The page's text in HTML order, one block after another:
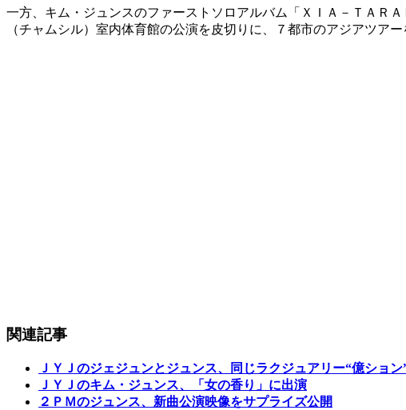
一方、キム・ジュンスのファーストソロアルバム「ＸＩＡ－ＴＡＲ
（チャムシル）室内体育館の公演を皮切りに、７都市のアジアツアー
関連記事
ＪＹＪのジェジュンとジュンス、同じラクジュアリー“億ション
ＪＹＪのキム・ジュンス、「女の香り」に出演
２ＰＭのジュンス、新曲公演映像をサプライズ公開